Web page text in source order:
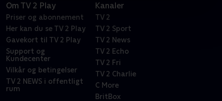
Om TV 2 Play
Priser og abonnement
Her kan du se TV 2 Play
Gavekort til TV 2 Play
Support og
Kundecenter
Vilkår og betingelser
TV 2 NEWS i offentligt
rum
Kanaler
TV 2
TV 2 Sport
TV 2 News
TV 2 Echo
TV 2 Fri
TV 2 Charlie
C More
BritBox